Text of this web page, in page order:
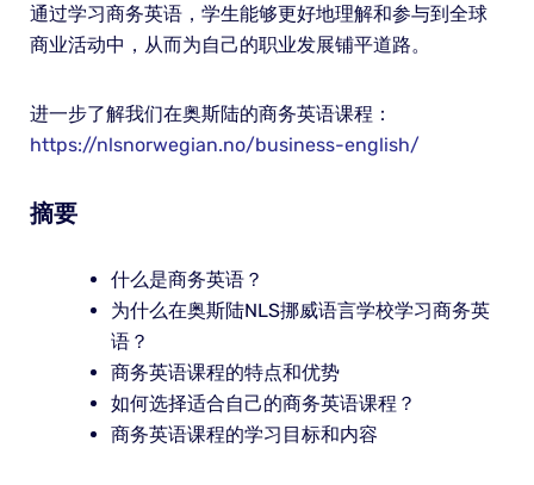
通过学习商务英语，学生能够更好地理解和参与到全球
商业活动中，从而为自己的职业发展铺平道路。
进一步了解我们在奥斯陆的商务英语课程：
https://nlsnorwegian.no/business-english/
摘要
什么是商务英语？
为什么在奥斯陆NLS挪威语言学校学习商务英
语？
商务英语课程的特点和优势
如何选择适合自己的商务英语课程？
商务英语课程的学习目标和内容